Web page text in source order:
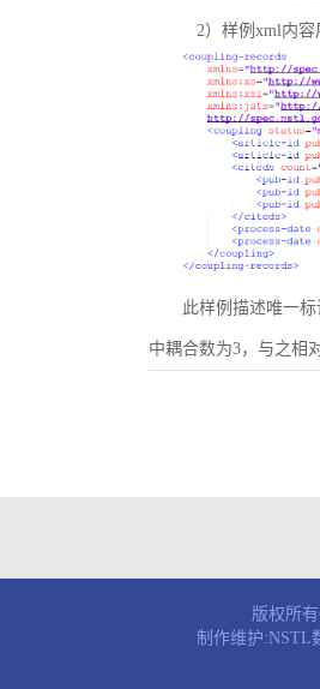
2）样例xml内容
此样例描述唯一标
中耦合数为3，与之相
版权所
制作维护:NSTL